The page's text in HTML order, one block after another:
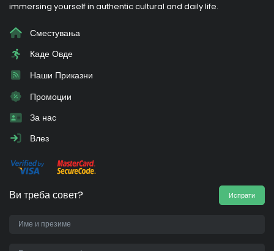
immersing yourself in authentic cultural and daily life.
Сместувања
Каде Овде
Наши Приказни
Промоции
За нас
Влез
Ви треба совет? Испрати